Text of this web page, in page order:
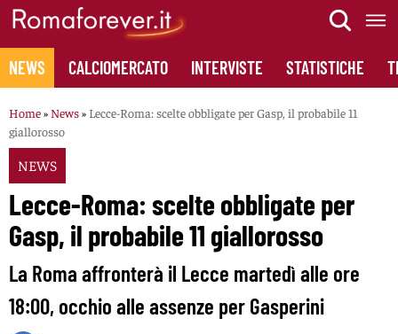
Skip
content
NEWS CALCIOMERCATO INTERVISTE STATISTICHE
Home» News» Lecce-Roma: scelte obbligate per Gasp, il probabile 11
giallorosso
NEWS
Lecce-Roma: scelte obbligate per
Gasp, il probabile 11 giallorosso
La Roma affronterà il Lecce martedì alle ore
18:00, occhio alle assenze per Gasperini